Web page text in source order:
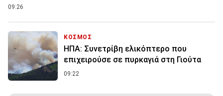
09:26
ΚΟΣΜΟΣ
ΗΠΑ: Συνετρίβη ελικόπτερο που
επιχειρούσε σε πυρκαγιά στη Γιούτα
09:22